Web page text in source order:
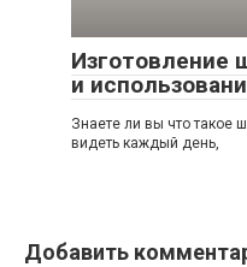
Изготовление
и
Знаете ли вы что такое
видеть каждый день,
Добавить